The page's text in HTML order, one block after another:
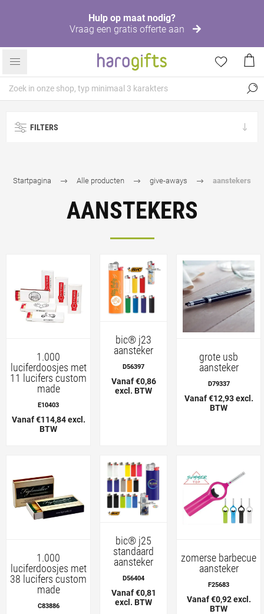
Hulp op maat nodig?
Vraag een gratis offerte aan
FILTERS
Startpagina Alle producten give-aways aanstekers
AANSTEKERS
1.000
luciferdoosjes met
11 lucifers custom
made
E10403
Vanaf €114,84 excl.
BTW
bic® j23
aansteker
D56397
Vanaf €0,86
excl. BTW
grote usb
aansteker
D79337
Vanaf €12,93 excl.
BTW
1.000
luciferdoosjes met
38 lucifers custom
made
C83886
bic® j25
standaard
aansteker
D56404
Vanaf €0,81
excl. BTW
zomerse barbecue
aansteker
F25683
Vanaf €0,92 excl.
BTW